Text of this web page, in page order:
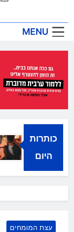
MENU
כותרות
היום
קולית
עצת המומחים